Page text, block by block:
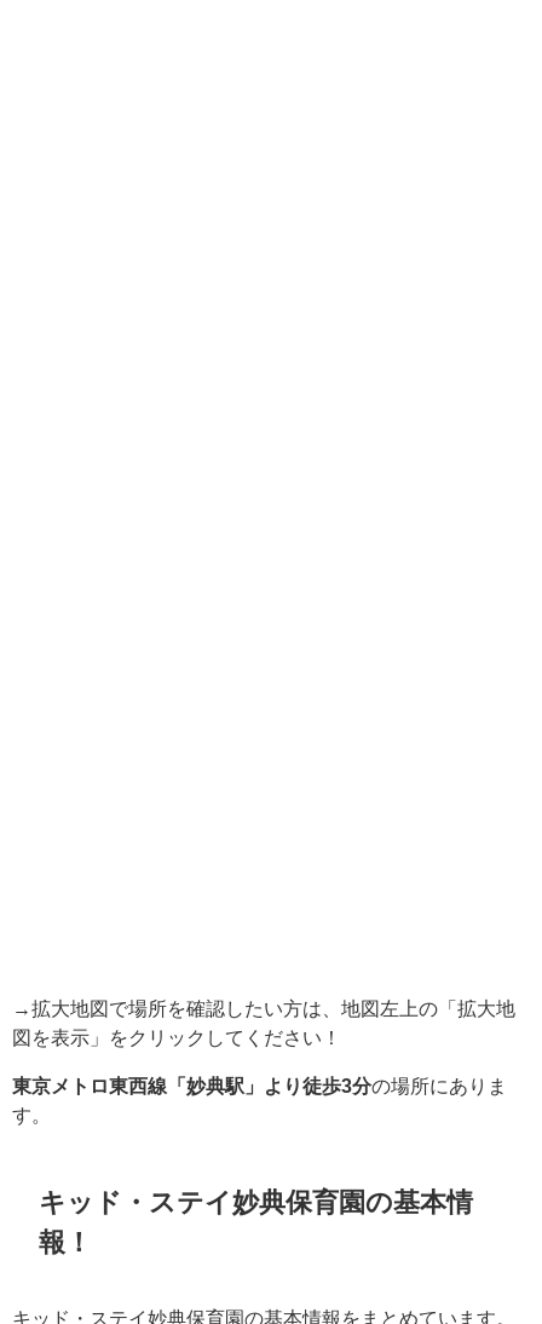
→拡大地図で場所を確認したい方は、地図左上の「拡大地
図を表示」をクリックしてください！
東京メトロ東西線「妙典駅」より徒歩3分の場所にありま
す。
キッド・ステイ妙典保育園の基本情
報！
キッド・ステイ妙典保育園の基本情報をまとめています。